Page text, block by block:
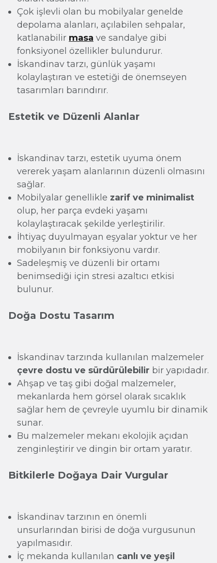
Çok işlevli olan bu mobilyalar genelde
depolama alanları, açılabilen sehpalar,
katlanabilir masa ve sandalye gibi
fonksiyonel özellikler bulundurur.
İskandinav tarzı, günlük yaşamı
kolaylaştıran ve estetiği de önemseyen
tasarımları barındırır.
Estetik ve Düzenli Alanlar
İskandinav tarzı, estetik uyuma önem
vererek yaşam alanlarının düzenli olmasını
sağlar.
Mobilyalar genellikle zarif ve minimalist
olup, her parça evdeki yaşamı
kolaylaştıracak şekilde yerleştirilir.
İhtiyaç duyulmayan eşyalar yoktur ve her
mobilyanın bir fonksiyonu vardır.
Sadeleşmiş ve düzenli bir ortamı
benimsediği için stresi azaltıcı etkisi
bulunur.
Doğa Dostu Tasarım
İskandinav tarzında kullanılan malzemeler
çevre dostu ve sürdürülebilir bir yapıdadır.
Ahşap ve taş gibi doğal malzemeler,
mekanlarda hem görsel olarak sıcaklık
sağlar hem de çevreyle uyumlu bir dinamik
sunar.
Bu malzemeler mekanı ekolojik açıdan
zenginleştirir ve dingin bir ortam yaratır.
Bitkilerle Doğaya Dair Vurgular
İskandinav tarzının en önemli
unsurlarından birisi de doğa vurgusunun
yapılmasıdır.
İç mekanda kullanılan canlı ve yeşil